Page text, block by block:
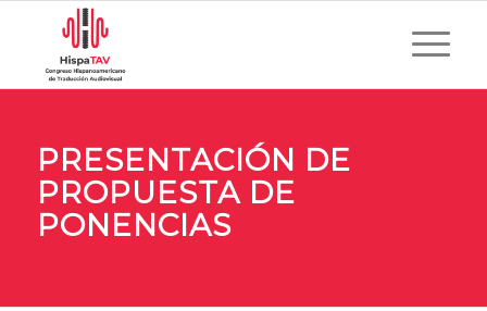
PRESENTACIÓN DE
PROPUESTA DE
PONENCIAS